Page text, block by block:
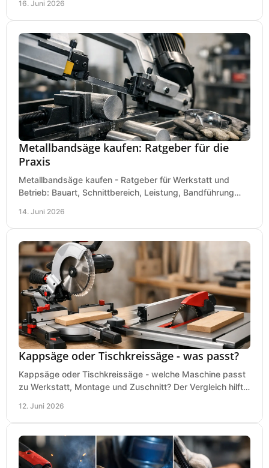
16. Juni 2026
Metallbandsäge kaufen: Ratgeber für die
Praxis
Metallbandsäge kaufen - Ratgeber für Werkstatt und
Betrieb: Bauart, Schnittbereich, Leistung, Bandführung
14. Juni 2026
Kappsäge oder Tischkreissäge - was passt?
Kappsäge oder Tischkreissäge - welche Maschine passt
zu Werkstatt, Montage und Zuschnitt? Der Vergleich hilft
12. Juni 2026